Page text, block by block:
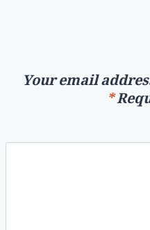
Your email
*